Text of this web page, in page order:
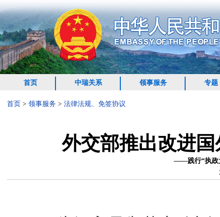
首页 中瑞关系 领事服务 专题
首页 > 领事服务 > 法律法规、免签协议
外交部推出改进
——践行“执政